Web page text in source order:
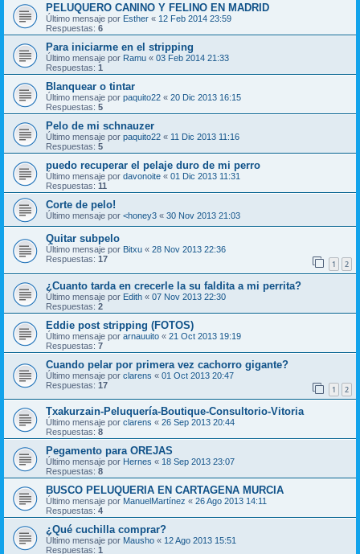
PELUQUERO CANINO Y FELINO EN MADRID
Último mensaje por Esther « 12 Feb 2014 23:59
Respuestas: 6
Para iniciarme en el stripping
Último mensaje por Ramu « 03 Feb 2014 21:33
Respuestas: 1
Blanquear o tintar
Último mensaje por paquito22 « 20 Dic 2013 16:15
Respuestas: 5
Pelo de mi schnauzer
Último mensaje por paquito22 « 11 Dic 2013 11:16
Respuestas: 5
puedo recuperar el pelaje duro de mi perro
Último mensaje por davonoite « 01 Dic 2013 11:31
Respuestas: 11
Corte de pelo!
Último mensaje por <honey3 « 30 Nov 2013 21:03
Quitar subpelo
Último mensaje por Bitxu « 28 Nov 2013 22:36
Respuestas: 17 1 2
¿Cuanto tarda en crecerle la su faldita a mi perrita?
Último mensaje por Edith « 07 Nov 2013 22:30
Respuestas: 2
Eddie post stripping (FOTOS)
Último mensaje por arnauuito « 21 Oct 2013 19:19
Respuestas: 7
Cuando pelar por primera vez cachorro gigante?
Último mensaje por clarens « 01 Oct 2013 20:47
Respuestas: 17 1 2
Txakurzain-Peluquería-Boutique-Consultorio-Vitoria
Último mensaje por clarens « 26 Sep 2013 20:44
Respuestas: 8
Pegamento para OREJAS
Último mensaje por Hernes « 18 Sep 2013 23:07
Respuestas: 8
BUSCO PELUQUERIA EN CARTAGENA MURCIA
Último mensaje por ManuelMartínez « 26 Ago 2013 14:11
Respuestas: 4
¿Qué cuchilla comprar?
Último mensaje por Mausho « 12 Ago 2013 15:51
Respuestas: 1